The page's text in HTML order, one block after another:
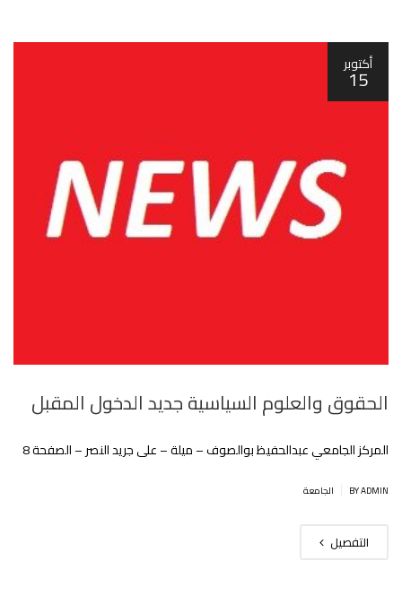
أكتوبر
15
الحقوق والعلوم السياسية جديد الدخول المقبل
المركز الجامعي عبدالحفيظ بوالصوف – ميلة – على جريد النصر – الصفحة 8
BY ADMIN الجامعة
التفصيل